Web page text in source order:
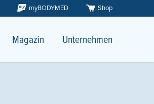
myBODYMED Shop
Magazin Unternehmen